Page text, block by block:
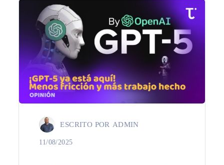
ESCRITO POR ADMIN
11/08/2025